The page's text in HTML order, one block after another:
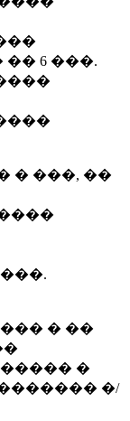
6 ���.
� ���, ��
� ��
�
�/